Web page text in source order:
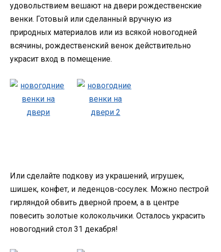
удовольствием вешают на двери рождественские
венки. Готовый или сделанный вручную из
природных материалов или из всякой новогодней
всячины, рождественский венок действительно
украсит вход в помещение.
Или сделайте подкову из украшений, игрушек,
шишек, конфет, и леденцов-сосулек. Можно пестрой
гирляндой обвить дверной проем, а в центре
повесить золотые колокольчики. Осталось украсить
новогодний стол 31 декабря!